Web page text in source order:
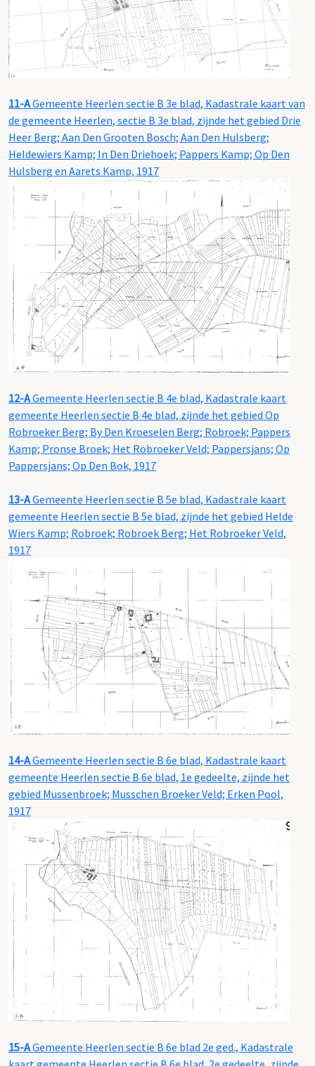
11-AGemeente Heerlen sectie B 3e blad, Kadastrale kaart van
de gemeente Heerlen, sectie B 3e blad, zijnde het gebied Drie
Heer Berg; Aan Den Grooten Bosch; Aan Den Hulsberg;
Heldewiers Kamp; In Den Driehoek; Pappers Kamp; Op Den
Hulsberg en Aarets Kamp, 1917
12-AGemeente Heerlen sectie B 4e blad, Kadastrale kaart
gemeente Heerlen sectie B 4e blad, zijnde het gebied Op
Robroeker Berg; By Den Kroeselen Berg; Robroek; Pappers
Kamp; Pronse Broek; Het Robroeker Veld; Pappersjans; Op
Pappersjans; Op Den Bok, 1917
13-AGemeente Heerlen sectie B 5e blad, Kadastrale kaart
gemeente Heerlen sectie B 5e blad, zijnde het gebied Helde
Wiers Kamp; Robroek; Robroek Berg; Het Robroeker Veld,
1917
14-AGemeente Heerlen sectie B 6e blad, Kadastrale kaart
gemeente Heerlen sectie B 6e blad, 1e gedeelte, zijnde het
gebied Mussenbroek; Musschen Broeker Veld; Erken Pool,
1917
15-AGemeente Heerlen sectie B 6e blad 2e ged., Kadastrale